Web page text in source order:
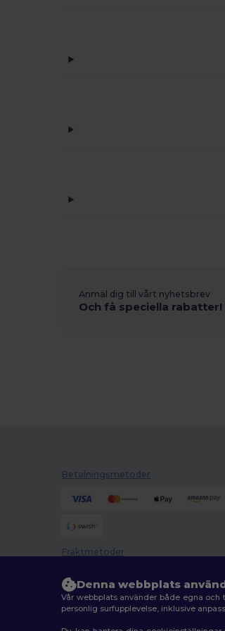
Anmäl dig till vårt nyhetsbrev
Och få speciella rabatter!
Betalningsmetoder
Fraktmetoder
Denna webbplats
Vår webbplats använder både egna
personlig surfupplevelse, inklusive